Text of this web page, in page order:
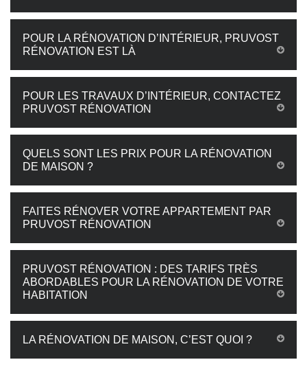
POUR LA RÉNOVATION D’INTÉRIEUR, PRUVOST
RÉNOVATION EST LÀ
POUR LES TRAVAUX D’INTÉRIEUR, CONTACTEZ
PRUVOST RÉNOVATION
QUELS SONT LES PRIX POUR LA RÉNOVATION
DE MAISON ?
FAITES RÉNOVER VOTRE APPARTEMENT PAR
PRUVOST RÉNOVATION
PRUVOST RÉNOVATION : DES TARIFS TRÈS
ABORDABLES POUR LA RÉNOVATION DE VOTRE
HABITATION
LA RÉNOVATION DE MAISON, C’EST QUOI ?